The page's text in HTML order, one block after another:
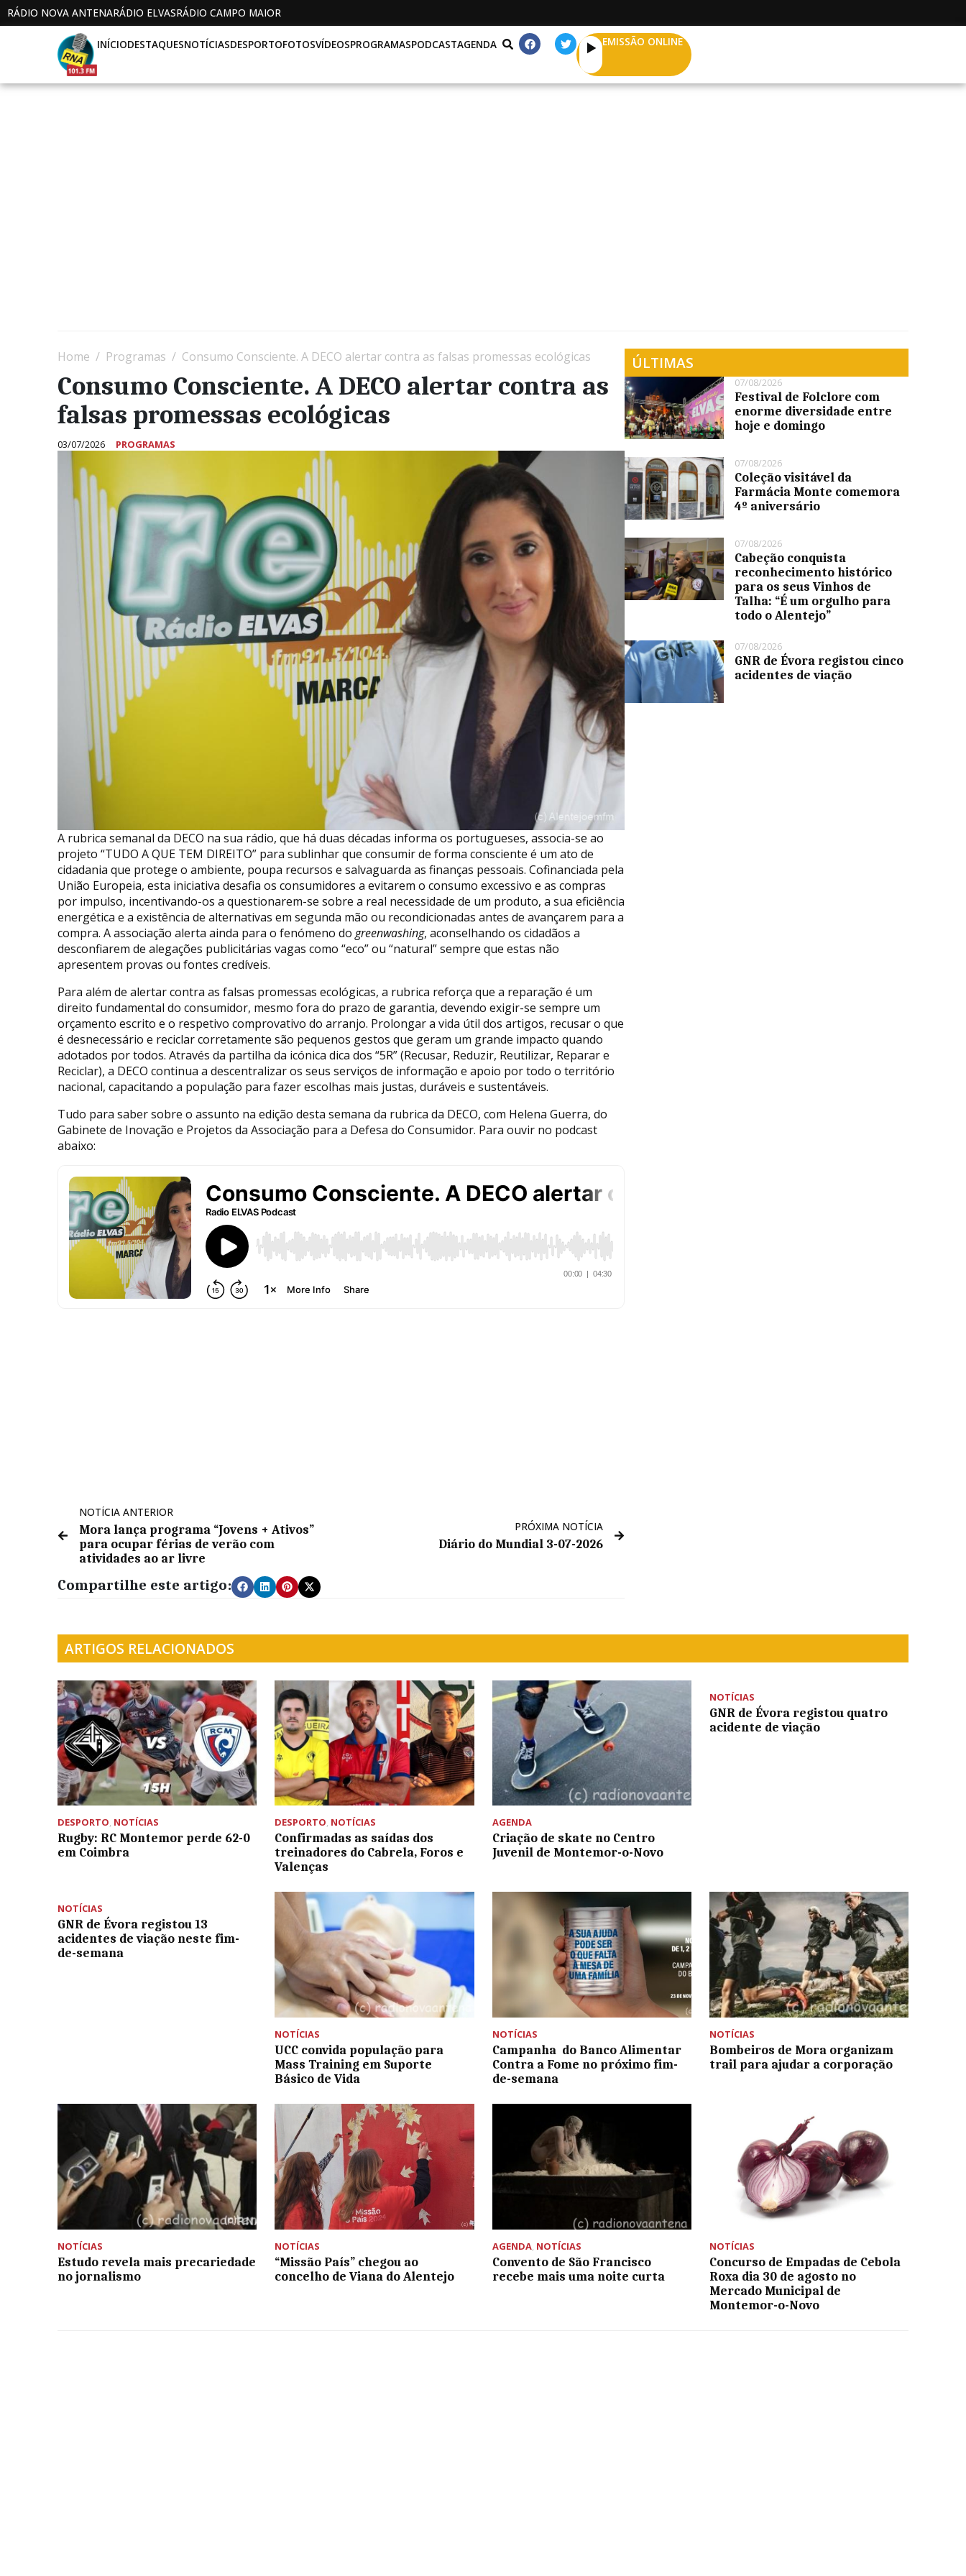
RÁDIO NOVA ANTENARÁDIO ELVASRÁDIO CAMPO MAIOR
INÍCIODESTAQUESNOTÍCIASDESPORTOFOTOSVÍDEOSPROGRAMASPODCASTAGENDA EMISSÃO ONLINE
Home Programas Consumo Consciente. A DECO alertar contra as falsas promessas ecológicas
Consumo Consciente. A DECO alertar contra as
falsas promessas ecológicas
03/07/2026 PROGRAMAS
A rubrica semanal da DECO na sua rádio, que há duas décadas informa os portugueses, associa-se ao
projeto “TUDO A QUE TEM DIREITO” para sublinhar que consumir de forma consciente é um ato de
cidadania que protege o ambiente, poupa recursos e salvaguarda as finanças pessoais. Cofinanciada pela
União Europeia, esta iniciativa desafia os consumidores a evitarem o consumo excessivo e as compras
por impulso, incentivando-os a questionarem-se sobre a real necessidade de um produto, a sua eficiência
energética e a existência de alternativas em segunda mão ou recondicionadas antes de avançarem para a
compra. A associação alerta ainda para o fenómeno do greenwashing, aconselhando os cidadãos a
desconfiarem de alegações publicitárias vagas como “eco” ou “natural” sempre que estas não
apresentem provas ou fontes credíveis.
Para além de alertar contra as falsas promessas ecológicas, a rubrica reforça que a reparação é um
direito fundamental do consumidor, mesmo fora do prazo de garantia, devendo exigir-se sempre um
orçamento escrito e o respetivo comprovativo do arranjo. Prolongar a vida útil dos artigos, recusar o que
é desnecessário e reciclar corretamente são pequenos gestos que geram um grande impacto quando
adotados por todos. Através da partilha da icónica dica dos “5R” (Recusar, Reduzir, Reutilizar, Reparar e
Reciclar), a DECO continua a descentralizar os seus serviços de informação e apoio por todo o território
nacional, capacitando a população para fazer escolhas mais justas, duráveis e sustentáveis.
Tudo para saber sobre o assunto na edição desta semana da rubrica da DECO, com Helena Guerra, do
Gabinete de Inovação e Projetos da Associação para a Defesa do Consumidor. Para ouvir no podcast
abaixo:
NOTÍCIA ANTERIOR
Mora lança programa “Jovens + Ativos”
para ocupar férias de verão com
atividades ao ar livre
PRÓXIMA NOTÍCIA
Diário do Mundial 3-07-2026
Compartilhe este artigo:
ÚLTIMAS
07/08/2026
Festival de Folclore com
enorme diversidade entre
hoje e domingo
07/08/2026
Coleção visitável da
Farmácia Monte comemora
4º aniversário
07/08/2026
Cabeção conquista
reconhecimento histórico
para os seus Vinhos de
Talha: “É um orgulho para
todo o Alentejo”
07/08/2026
GNR de Évora registou cinco
acidentes de viação
ARTIGOS RELACIONADOS
DESPORTO, NOTÍCIAS
Rugby: RC Montemor perde 62-0
em Coimbra
DESPORTO, NOTÍCIAS
Confirmadas as saídas dos
treinadores do Cabrela, Foros e
Valenças
AGENDA
Criação de skate no Centro
Juvenil de Montemor-o-Novo
NOTÍCIAS
GNR de Évora registou quatro
acidente de viação
NOTÍCIAS
GNR de Évora registou 13
acidentes de viação neste fim-
de-semana
NOTÍCIAS
UCC convida população para
Mass Training em Suporte
Básico de Vida
NOTÍCIAS
Campanha do Banco Alimentar
Contra a Fome no próximo fim-
de-semana
NOTÍCIAS
Bombeiros de Mora organizam
trail para ajudar a corporação
NOTÍCIAS
Estudo revela mais precariedade
no jornalismo
NOTÍCIAS
“Missão País” chegou ao
concelho de Viana do Alentejo
AGENDA, NOTÍCIAS
Convento de São Francisco
recebe mais uma noite curta
NOTÍCIAS
Concurso de Empadas de Cebola
Roxa dia 30 de agosto no
Mercado Municipal de
Montemor-o-Novo